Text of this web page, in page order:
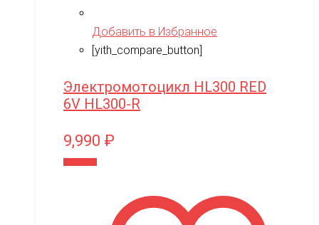
Добавить в Избранное
[yith_compare_button]
Электромотоцикл HL300 RED
6V HL300-R
9,990 ₽